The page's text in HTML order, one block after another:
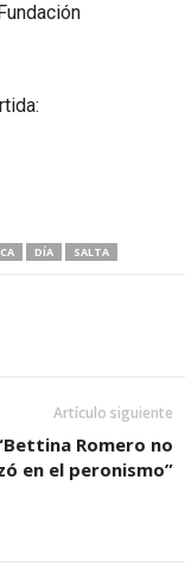
DÍA SALTA
Artículo siguiente
Romero no
en el peronismo”